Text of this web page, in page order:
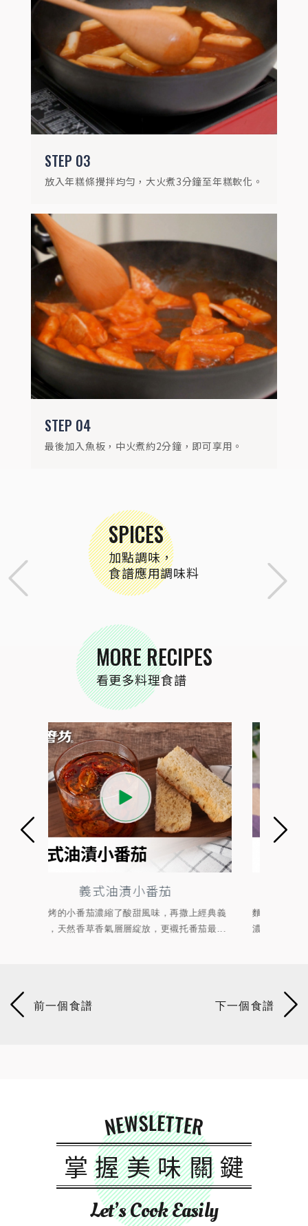
STEP 03
放入年糕條攪拌均勻，大火煮3分鐘至年糕軟化。
STEP 04
最後加入魚板，中火煮約2分鐘，即可享用。
SPICES
加點調味，
食譜應用調味料
MORE RECIPES
看更多料理食譜
黃金咖哩炒麵
麵條搭配蔬菜與配料一起拌炒，香氣在鍋中越炒越
濃，熱騰騰的炒麵裹上濃郁咖哩香氣，每一口都...
NEWSLETTER
掌握美味關鍵
Let’s Cook Easily
最後加入魚板，中火煮約2分鐘，即可享
用。